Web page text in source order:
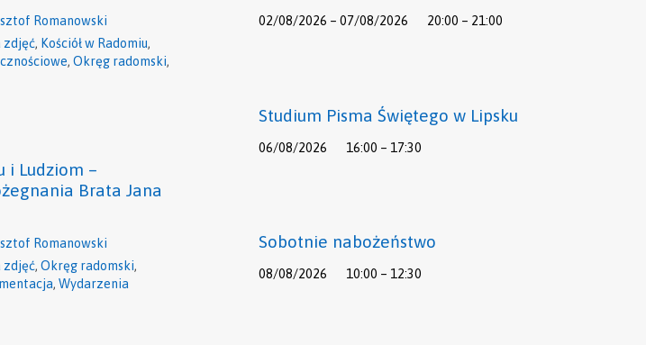
Romanowski
zdjęć, Kościół w Radomiu,
,Okręg radomski,
i Ludziom –
Brata Jana
Romanowski
zdjęć,Okręg radomski,
,Wydarzenia
02/08/2026 – 07/08/2026 20:00 – 21:00
Studium Pisma Świętego w Lipsku
06/08/2026 16:00 – 17:30
Sobotnie nabożeństwo
08/08/2026 10:00 – 12:30